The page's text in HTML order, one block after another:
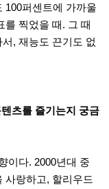
100퍼센트에 가까울
를 찍었을 때. 그 때
, 재능도 끈기도 없
츠를 즐기는지 궁금
이다. 2000년대 중
사랑하고, 할리우드